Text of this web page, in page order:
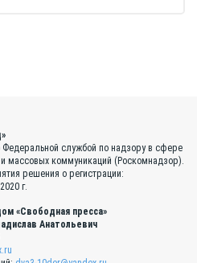
Федеральной службой по надзору в сфере
массовых коммуникаций (Роскомнадзор).
решения о регистрации:
г.
«Свободная пресса»
Анатольевич